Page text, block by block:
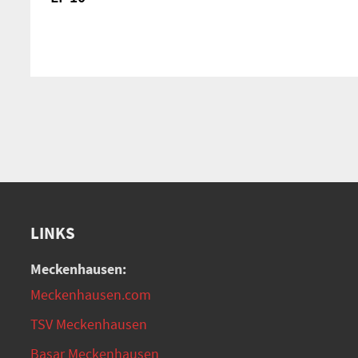
LINKS
Meckenhausen:
Meckenhausen.com
TSV Meckenhausen
Basar Meckenhausen